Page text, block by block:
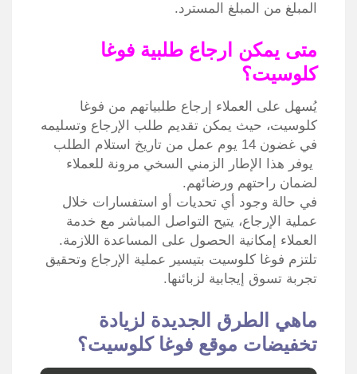
المبلغ من المبلغ المسترد.
متى يمكن ارجاع طلبية فوغا
كلوسيت؟
يُسهل على العملاء إرجاع طلبياتهم من فوغا
كلوسيت، حيث يمكن تقديم طلب الإرجاع وتسليمه
في غضون 14 يوم عمل من تاريخ استلام الطلب
يوفر هذا الإطار الزمني السخي مرونة للعملاء
لضمان راحتهم ورضائهم.
في حالة وجود أي تحديات أو استفسارات خلال
عملية الإرجاع، يتيح التواصل المباشر مع خدمة
العملاء إمكانية الحصول على المساعدة اللازمة.
تلتزم فوغا كلوسيت بتيسير عملية الإرجاع وتحقيق
تجربة تسوق إيجابية لزبائنها.
ماهي الطرق الجديدة لزيادة
تخفيضات موقع فوغا كلوسيت؟